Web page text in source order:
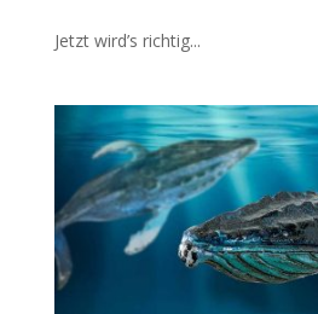
Jetzt wird’s richtig...